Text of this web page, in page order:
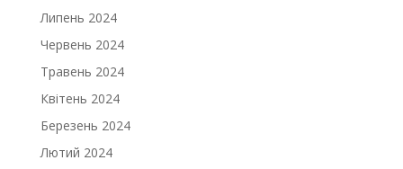
Липень 2024
Червень 2024
Травень 2024
Квітень 2024
Березень 2024
Лютий 2024